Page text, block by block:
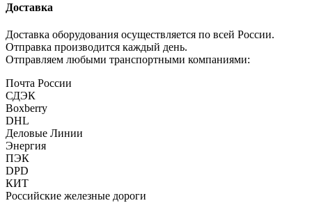
Доставка
Доставка оборудования осуществляется по всей России.
Отправка производится каждый день.
Отправляем любыми транспортными компаниями:
Почта России
СДЭК
Boxberry
DHL
Деловые Линии
Энергия
ПЭК
DPD
КИТ
Российские железные дороги